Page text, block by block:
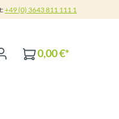
+49 (0) 3643 811 111 1
0,00 €*